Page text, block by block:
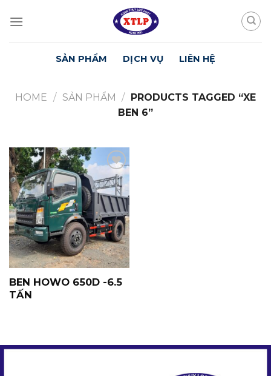
SẢN PHẨM DỊCH VỤ LIÊN HỆ
HOME / SẢN PHẨM / PRODUCTS TAGGED “XE
BEN 6”
Yêu
Thích
BEN HOWO 650D -6.5
TẤN